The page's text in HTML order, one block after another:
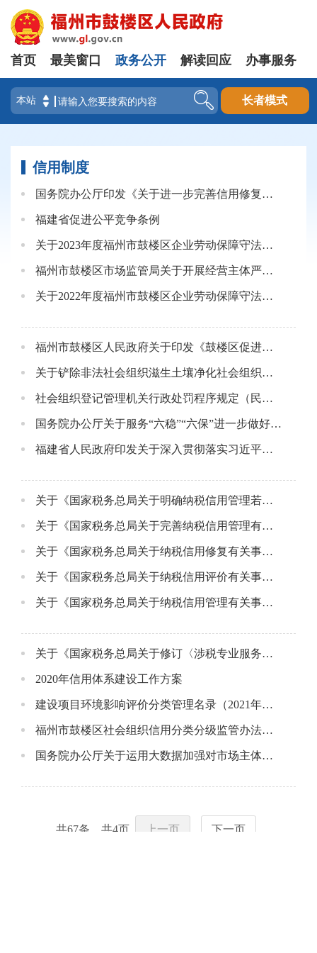
登录
首页 最美窗口 政务公开 解读回应 办事服务
长者模式
信用制度
国务院办公厅印发《关于进一步完善信用修复制度的实施方案》的通知
福建省促进公平竞争条例
关于2023年度福州市鼓楼区企业劳动保障守法诚信等级评价结果的报告
福州市鼓楼区市场监管局关于开展经营主体严重违法失信行为专项治理行动的通知
关于2022年度福州市鼓楼区企业劳动保障守法诚信等级评价结果的报告
福州市鼓楼区人民政府关于印发《鼓楼区促进朱紫坊基金集聚区发展实施办法》的通知
关于铲除非法社会组织滋生土壤净化社会组织生态空间的通知
社会组织登记管理机关行政处罚程序规定（民政部令第68号 ）
国务院办公厅关于服务“六稳”“六保”进一步做好“放管服”改革有关工作的意见
福建省人民政府印发关于深入贯彻落实习近平法治思想推进依法行政建设法治政府若干措施的通知
关于《国家税务总局关于明确纳税信用管理若干业务口径的公告》的解读
关于《国家税务总局关于完善纳税信用管理有关事项的公告》的解读
关于《国家税务总局关于纳税信用修复有关事项的公告》的解读
关于《国家税务总局关于纳税信用评价有关事项的公告》的解读
关于《国家税务总局关于纳税信用管理有关事项的公告》的解读
关于《国家税务总局关于修订〈涉税专业服务机构信用积分指标体系及积分规则〉的公告》的解读
2020年信用体系建设工作方案
建设项目环境影响评价分类管理名录（2021年版）
福州市鼓楼区社会组织信用分类分级监管办法（试行）
国务院办公厅关于运用大数据加强对市场主体服务和监管的若干意见
共67条，共4页 上一页 下一页